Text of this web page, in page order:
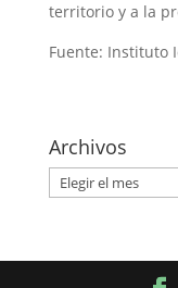
territorio y a la
Fuente: Instituto
Archivos
Archivos